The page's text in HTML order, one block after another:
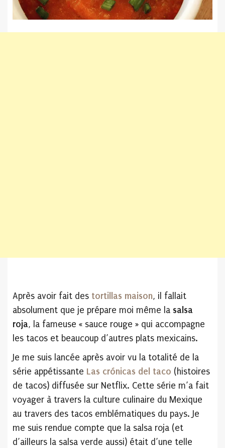
Après avoir fait des tortillas maison, il fallait
absolument que je prépare moi même la salsa
roja, la fameuse « sauce rouge » qui accompagne
les tacos et beaucoup d’autres plats mexicains.
Je me suis lancée après avoir vu la totalité de la
série appétissante Las crónicas del taco (histoires
de tacos) diffusée sur Netflix. Cette série m’a fait
voyager à travers la culture culinaire du Mexique
au travers des tacos emblématiques du pays. Je
me suis rendue compte que la salsa roja (et
d’ailleurs la salsa verde aussi) était d’une telle